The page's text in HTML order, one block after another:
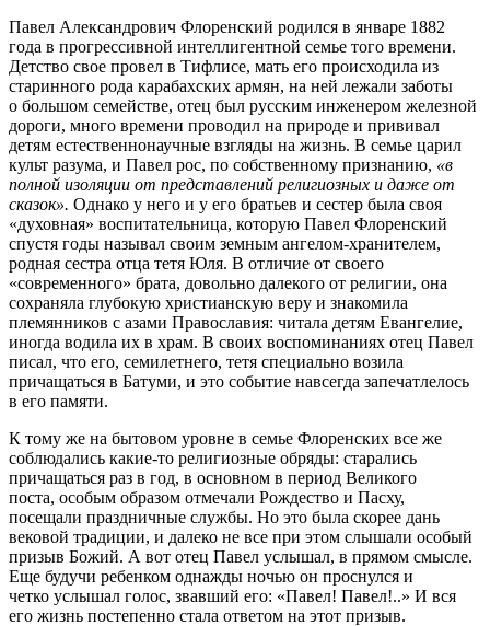
Павел Александрович Флоренский родился в январе 1882
года в прогрессивной интеллигентной семье того времени.
Детство свое провел в Тифлисе, мать его происходила из
старинного рода карабахских армян, на ней лежали заботы
о большом семействе, отец был русским инженером железной
дороги, много времени проводил на природе и прививал
детям естественнонаучные взгляды на жизнь. В семье царил
культ разума, и Павел рос, по собственному признанию, «в
полной изоляции от представлений религиозных и даже от
сказок». Однако у него и у его братьев и сестер была своя
«духовная» воспитательница, которую Павел Флоренский
спустя годы называл своим земным ангелом-хранителем,
родная сестра отца тетя Юля. В отличие от своего
«современного» брата, довольно далекого от религии, она
сохраняла глубокую христианскую веру и знакомила
племянников с азами Православия: читала детям Евангелие,
иногда водила их в храм. В своих воспоминаниях отец Павел
писал, что его, семилетнего, тетя специально возила
причащаться в Батуми, и это событие навсегда запечатлелось
в его памяти.
К тому же на бытовом уровне в семье Флоренских все же
соблюдались какие-то религиозные обряды: старались
причащаться раз в год, в основном в период Великого
поста, особым образом отмечали Рождество и Пасху,
посещали праздничные службы. Но это была скорее дань
вековой традиции, и далеко не все при этом слышали особый
призыв Божий. А вот отец Павел услышал, в прямом смысле.
Еще будучи ребенком однажды ночью он проснулся и
четко услышал голос, звавший его: «Павел! Павел!..» И вся
его жизнь постепенно стала ответом на этот призыв.